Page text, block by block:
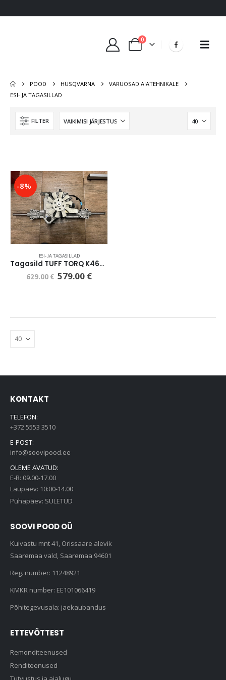
0
POOD HUSQVARNA
VARUOSAD AIATEHNIKALE
ESI- JA TAGASILLAD
FILTER
-8%
ESI- JA TAGASILLAD
Tagasild TUFF TORQ K46DF
629.00€ 579.00 €
KONTAKT
TELEFON:
+372 5553 3510
E-POST:
info@soovipood.ee
OLEME AVATUD:
E-R: 09.00-17.00
Laupäev: 10:00-14.00
Pühapäev: SULETUD
SOOVI POOD OÜ
Kuivastu mnt 41, Orissaare alevik
Saaremaa vald, Saaremaa 94601
Reg. number: 11248921
KMKR number: EE101066419
Põhitegevusala: jaekaubandus
ETTEVÕTTEST
Remonditeenused
Renditeenused